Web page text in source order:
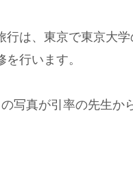
行は、東京で東京大
行います。
写真が引率の先生か